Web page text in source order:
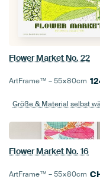
Flower Market No. 22
ArtFrame™ –55×80cm
Größe & Material selbst
Flower Market No. 16
ArtFrame™ –55×80cm